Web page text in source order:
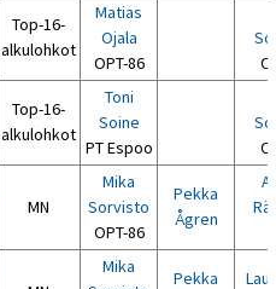
Top-16-
alkulohkot
Matias
Ojala
OPT-86
Top-16-
alkulohkot
Toni
Soine
PT Espoo
MN
Mika
Sorvisto
OPT-86
Pekka
Ågren
Mika
Pekka